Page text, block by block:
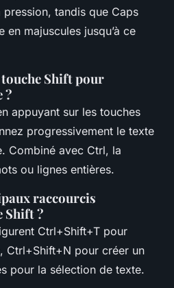
tandis que Caps
en majuscules jusqu’à ce
Shift pour
?
appuyant sur les touches
progressivement le texte
Combiné avec Ctrl, la
ou lignes entières.
raccourcis
Shift ?
Ctrl+Shift+T pour
Ctrl+Shift+N pour créer un
pour la sélection de texte.